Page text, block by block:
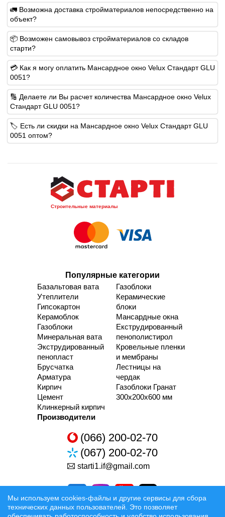
🚛 Возможна доставка стройматериалов непосредственно на
объект?
📦 Возможен самовывоз стройматериалов со складов
старти?
💳 Как я могу оплатить Мансардное окно Velux Стандарт GLU
0051?
🔢 Делаете ли Вы расчет количества Мансардное окно Velux
Стандарт GLU 0051?
🏷️ Есть ли скидки на Мансардное окно Velux Стандарт GLU
0051 оптом?
Строительные материалы
Популярные категории
Базальтовая вата
Утеплители
Гипсокартон
Керамоблок
Газоблоки
Минеральная вата
Экструдированный
пенопласт
Брусчатка
Арматура
Кирпич
Цемент
Клинкерный кирпич
Газоблоки
Керамические
блоки
Мансардные окна
Екструдированный
пенополистирол
Кровельные пленки
и мембраны
Лестницы на
чердак
Газоблоки Гранат
300х200х600 мм
Производители
(066) 200-02-70
(067) 200-02-70
starti1.if@gmail.com
Мы используем cookies-файлы и другие сервисы для сбора
технических данных пользователей. Это позволяет